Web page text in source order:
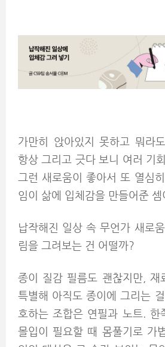
가만히 앉아있지 못하고 뭐라
항상 그리고 긋다 보니 여러 기
그런 새로움이 좋아서 또 열심
임이 삶에 입체감을 만들어준 셈
납작해진 일상 속 무언가 새로
림을 그려보는 건 어떨까?
종이 질감 필름도 괜찮지만, 재
특별해 아직도 종이에 그리는
호하는 조합은 연필과 노트. 한
몰입이 필요할 때 몸풀기로 가